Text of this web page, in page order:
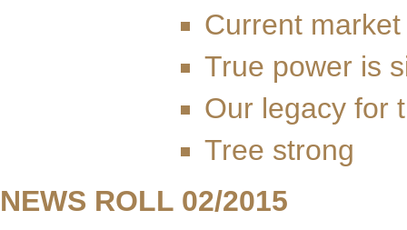
Current
True power is
Our legacy for
Tree strong
NEWS ROLL 02/2015